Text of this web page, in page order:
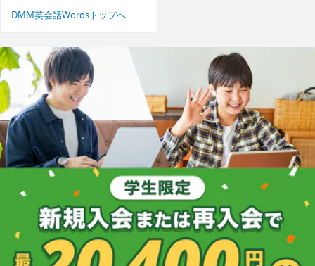
DMM英会話Wordsトップへ